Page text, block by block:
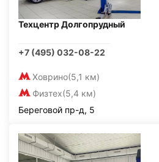
Техцентр Долгопрудный
+7 (495) 032-08-22
Ховрино(5,1 км)
Физтех(5,4 км)
Береговой пр-д, 5